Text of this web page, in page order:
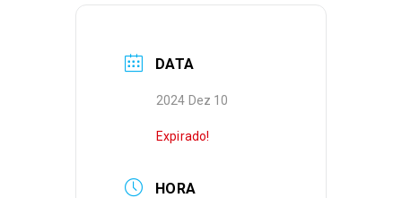
DATA
2024 Dez 10
Expirado!
HORA